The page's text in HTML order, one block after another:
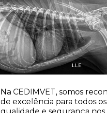
Na CEDIMVET, somos
de excelência para todos